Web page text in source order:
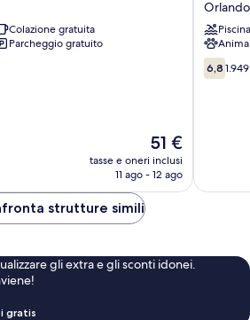
Colazione gratuita
Parcheggio gratuito
Il
prezzo
attuale
51 €
tasse e oneri inclusi
11 ago - 12 ago
&
Suites,
Orlando
Orlando
Orlando
Piscina
6.8
su
6,8
strutture simili
gli extra e gli sconti idonei.
gratis